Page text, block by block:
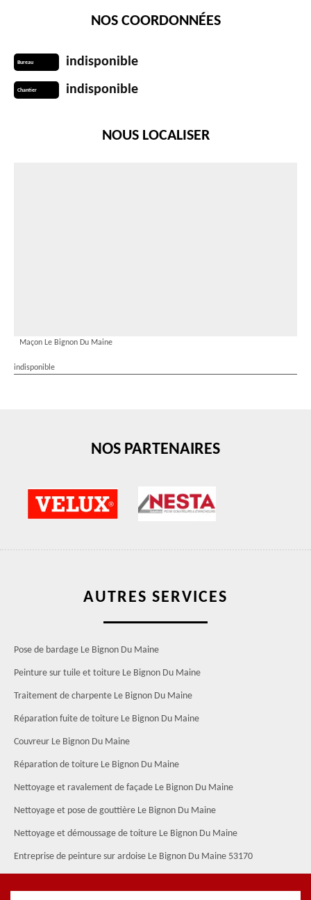
NOS COORDONNÉES
Bureau indisponible
Chantier indisponible
NOUS LOCALISER
Maçon Le Bignon Du Maine
indisponible
NOS PARTENAIRES
AUTRES SERVICES
Pose de bardage Le Bignon Du Maine
Peinture sur tuile et toiture Le Bignon Du Maine
Traitement de charpente Le Bignon Du Maine
Réparation fuite de toiture Le Bignon Du Maine
Couvreur Le Bignon Du Maine
Réparation de toiture Le Bignon Du Maine
Nettoyage et ravalement de façade Le Bignon Du Maine
Nettoyage et pose de gouttière Le Bignon Du Maine
Nettoyage et démoussage de toiture Le Bignon Du Maine
Entreprise de peinture sur ardoise Le Bignon Du Maine 53170